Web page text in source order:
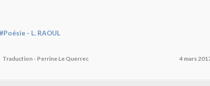
#Poésie - L. RAOUL
Traduction - Perrine Le Querrec 4 mars